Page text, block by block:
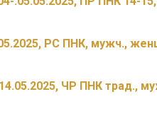
РС ПНК, мужч.,
ЧР ПНК трад.,